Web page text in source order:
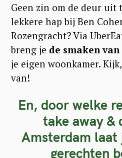
Geen zin om de deur uit
lekkere hap bij Ben
Rozengracht? Via
breng je de smaken
je eigen woonkamer.
van!
En, door welke
take away &
Amsterdam
gerechten
: